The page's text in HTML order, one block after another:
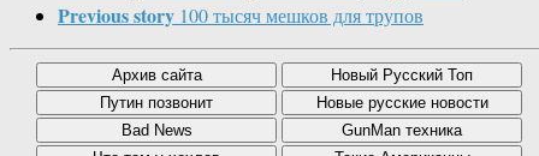
Previous story 100 тысяч мешков для трупов